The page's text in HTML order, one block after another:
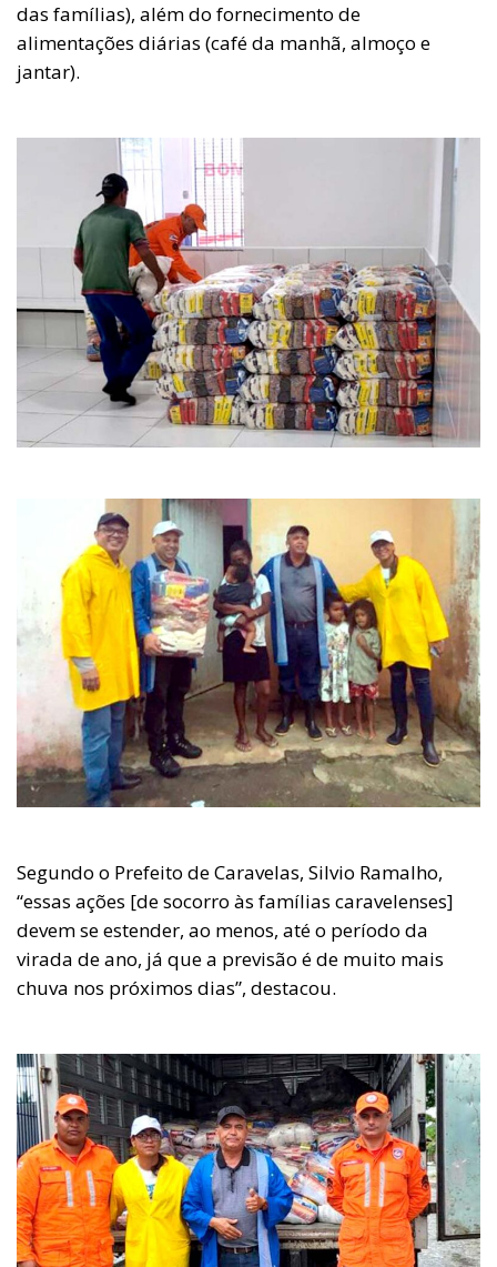
das famílias), além do fornecimento de
alimentações diárias (café da manhã, almoço e
jantar).
Segundo o Prefeito de Caravelas, Silvio Ramalho,
“essas ações [de socorro às famílias caravelenses]
devem se estender, ao menos, até o período da
virada de ano, já que a previsão é de muito mais
chuva nos próximos dias”, destacou.